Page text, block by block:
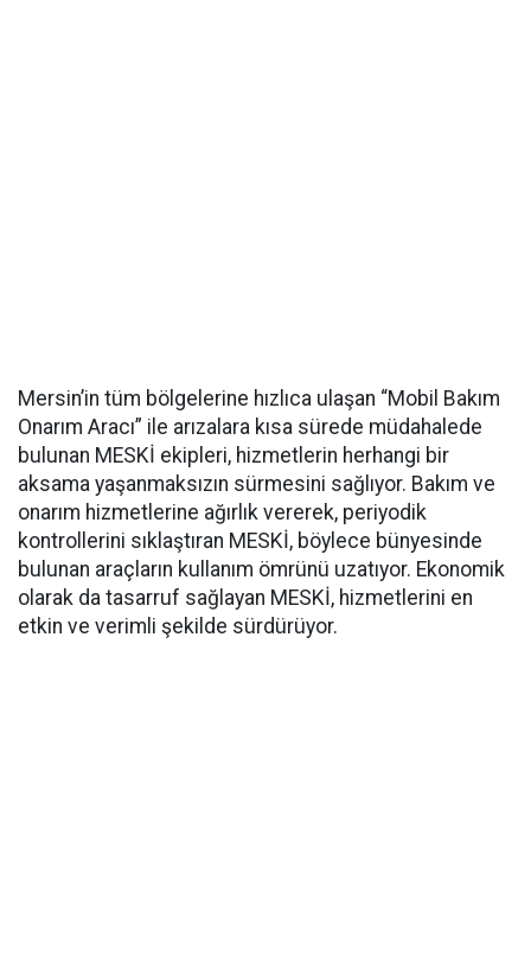
Mersin’in tüm bölgelerine hızlıca ulaşan “Mobil Bakım
Onarım Aracı” ile arızalara kısa sürede müdahalede
bulunan MESKİ ekipleri, hizmetlerin herhangi bir
aksama yaşanmaksızın sürmesini sağlıyor. Bakım ve
onarım hizmetlerine ağırlık vererek, periyodik
kontrollerini sıklaştıran MESKİ, böylece bünyesinde
bulunan araçların kullanım ömrünü uzatıyor. Ekonomik
olarak da tasarruf sağlayan MESKİ, hizmetlerini en
etkin ve verimli şekilde sürdürüyor.